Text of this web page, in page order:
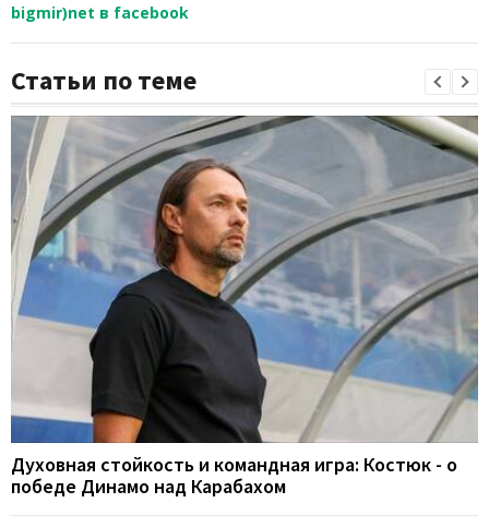
bigmir)net в facebook
Статьи по теме
Духовная стойкость и командная игра: Костюк - о
победе Динамо над Карабахом